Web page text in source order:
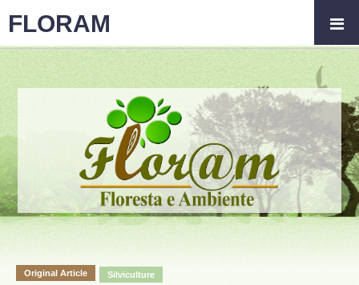
Original Article Silviculture
FLORAM